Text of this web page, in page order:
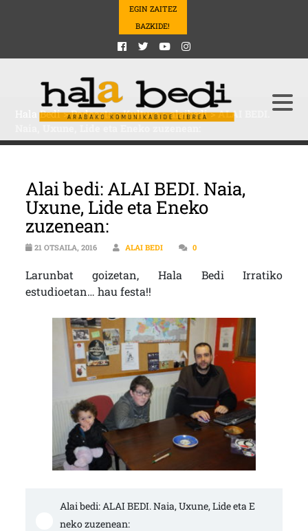
EGIN ZAITEZ
BAZKIDE!
Hala Bedi>Podcasts>Kultura>alaibedi>ALAI BEDI.
Alai bedi: ALAI BEDI. Naia,
Uxune, Lide eta Eneko
zuzenean:
21 OTSAILA, 2016 ALAI BEDI 0
Larunbat goizetan, Hala Bedi Irratiko
estudioetan… hau festa!!
Alai bedi: ALAI BEDI. Naia, Uxune, Lide eta E
neko zuzenean: